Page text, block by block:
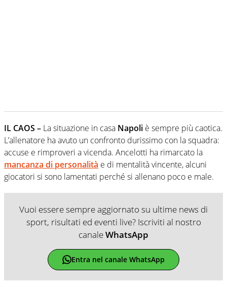
IL CAOS – La situazione in casa Napoli è sempre più caotica.
L’allenatore ha avuto un confronto durissimo con la squadra:
accuse e rimproveri a vicenda. Ancelotti ha rimarcato la
mancanza di personalità e di mentalità vincente, alcuni
giocatori si sono lamentati perché si allenano poco e male.
Vuoi essere sempre aggiornato su ultime news di
sport, risultati ed eventi live? Iscriviti al nostro
canaleWhatsApp
Entra nel canale WhatsApp